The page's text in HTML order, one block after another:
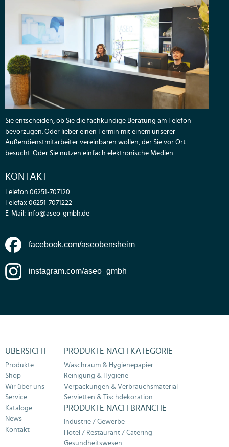
Sie entscheiden, ob Sie die fachkundige Beratung am Telefon
bevorzugen. Oder lieber einen Termin mit einem unserer
Außendienstmitarbeiter vereinbaren wollen, der Sie vor Ort
besucht. Oder Sie nutzen einfach elektronische Medien.
KONTAKT
Telefon 06251-707120
Telefax 06251-7071222
E-Mail: info@aseo-gmbh.de
facebook.com/aseobensheim
instagram.com/aseo_gmbh
ÜBERSICHT
Produkte
Shop
Wir über uns
Service
Kataloge
News
Kontakt
PRODUKTE NACH KATEGORIE
Waschraum & Hygienepapier
Reinigung & Hygiene
Verpackungen & Verbrauchsmaterial
Servietten & Tischdekoration
PRODUKTE NACH BRANCHE
Industrie / Gewerbe
Hotel / Restaurant / Catering
Gesundheitswesen